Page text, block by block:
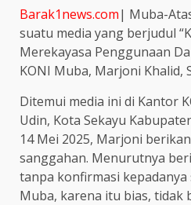
Barak1news.com| Muba-
suatu media yang berjudul
Merekayasa Penggunaan
KONI Muba, Marjoni Khalid,
Ditemui media ini di Kantor
Udin, Kota Sekayu
14 Mei 2025, Marjoni
sanggahan. Menurutnya
tanpa konfirmasi kepadanya
Muba, karena itu bias, tidak